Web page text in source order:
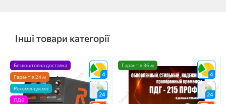
Інші товари категорії
4
24
Безкоштовна доставка
Гарантія 24 м
Рекомендуємо
ПДВ
4
24
Гарантія 36 м